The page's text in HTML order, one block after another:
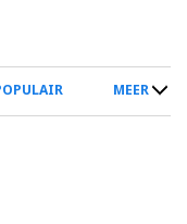
MEER